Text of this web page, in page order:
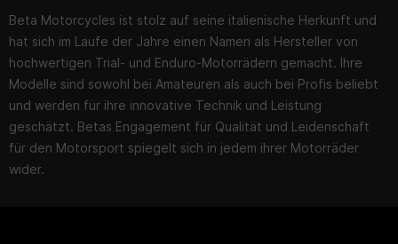
Beta Motorcycles ist stolz auf seine italienische Herkunft und
hat sich im Laufe der Jahre einen Namen als Hersteller von
hochwertigen Trial- und Enduro-Motorrädern gemacht. Ihre
Modelle sind sowohl bei Amateuren als auch bei Profis beliebt
und werden für ihre innovative Technik und Leistung
geschätzt. Betas Engagement für Qualität und Leidenschaft
für den Motorsport spiegelt sich in jedem ihrer Motorräder
wider.